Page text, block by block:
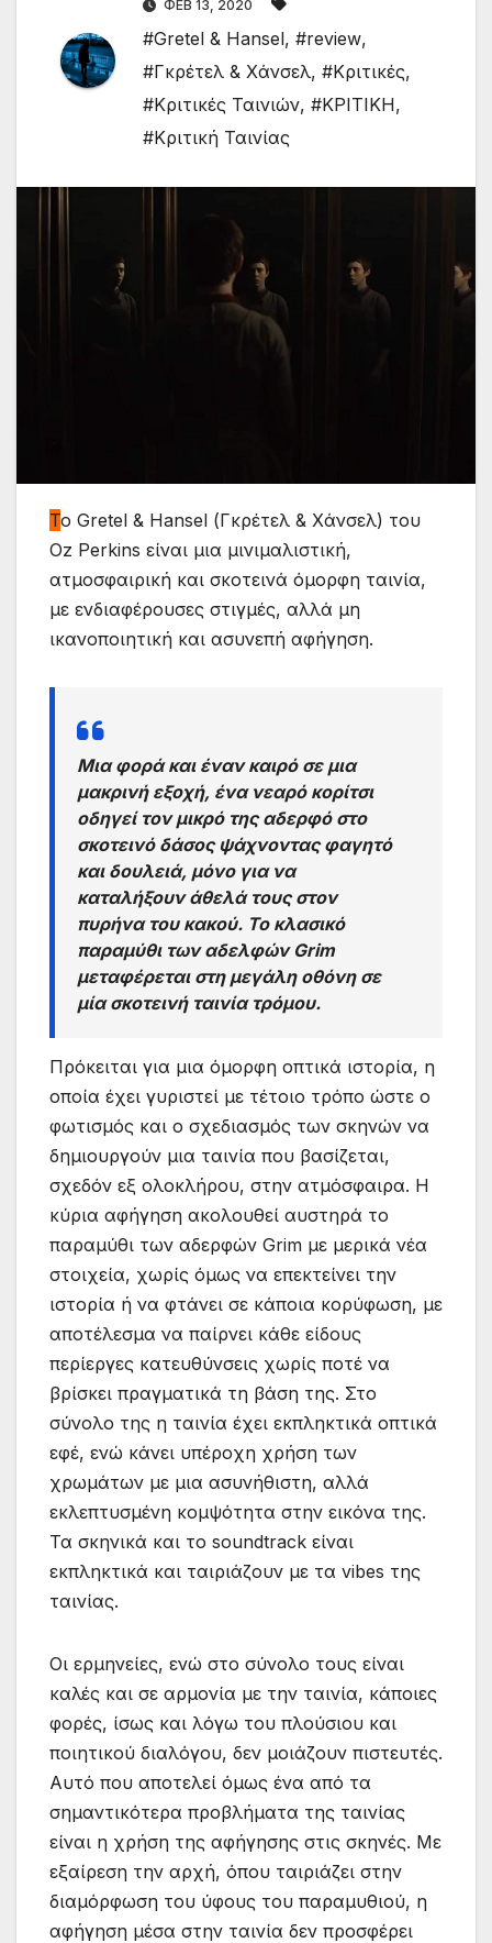
ΦΕΒ 13, 2020
#Gretel & Hansel, #review,
#Γκρέτελ & Χάνσελ, #Κριτικές,
#Κριτικές Ταινιών, #ΚΡΙΤΙΚΗ,
#Κριτική Ταινίας
Το Gretel & Hansel (Γκρέτελ & Χάνσελ) του
Oz Perkins είναι μια μινιμαλιστική,
ατμοσφαιρική και σκοτεινά όμορφη ταινία,
με ενδιαφέρουσες στιγμές, αλλά μη
ικανοποιητική και ασυνεπή αφήγηση.
Μια φορά και έναν καιρό σε μια
μακρινή εξοχή, ένα νεαρό κορίτσι
οδηγεί τον μικρό της αδερφό στο
σκοτεινό δάσος ψάχνοντας φαγητό
και δουλειά, μόνο για να
καταλήξουν άθελά τους στον
πυρήνα του κακού. Το κλασικό
παραμύθι των αδελφών Grim
μεταφέρεται στη μεγάλη οθόνη σε
μία σκοτεινή ταινία τρόμου.
Πρόκειται για μια όμορφη οπτικά ιστορία, η
οποία έχει γυριστεί με τέτοιο τρόπο ώστε ο
φωτισμός και ο σχεδιασμός των σκηνών να
δημιουργούν μια ταινία που βασίζεται,
σχεδόν εξ ολοκλήρου, στην ατμόσφαιρα. Η
κύρια αφήγηση ακολουθεί αυστηρά το
παραμύθι των αδερφών Grim με μερικά νέα
στοιχεία, χωρίς όμως να επεκτείνει την
ιστορία ή να φτάνει σε κάποια κορύφωση, με
αποτέλεσμα να παίρνει κάθε είδους
περίεργες κατευθύνσεις χωρίς ποτέ να
βρίσκει πραγματικά τη βάση της. Στο
σύνολο της η ταινία έχει εκπληκτικά οπτικά
εφέ, ενώ κάνει υπέροχη χρήση των
χρωμάτων με μια ασυνήθιστη, αλλά
εκλεπτυσμένη κομψότητα στην εικόνα της.
Τα σκηνικά και το soundtrack είναι
εκπληκτικά και ταιριάζουν με τα vibes της
ταινίας.
Οι ερμηνείες, ενώ στο σύνολο τους είναι
καλές και σε αρμονία με την ταινία, κάποιες
φορές, ίσως και λόγω του πλούσιου και
ποιητικού διαλόγου, δεν μοιάζουν πιστευτές.
Αυτό που αποτελεί όμως ένα από τα
σημαντικότερα προβλήματα της ταινίας
είναι η χρήση της αφήγησης στις σκηνές. Με
εξαίρεση την αρχή, όπου ταιριάζει στην
διαμόρφωση του ύφους του παραμυθιού, η
αφήγηση μέσα στην ταινία δεν προσφέρει